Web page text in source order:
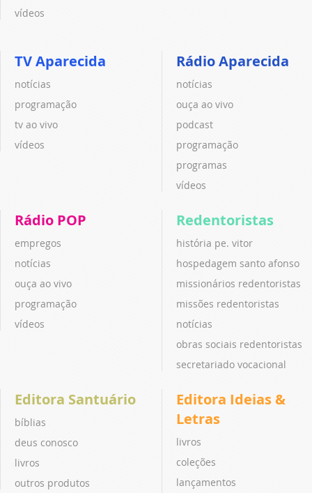
vídeos
TV Aparecida
notícias
programação
tv ao vivo
vídeos
Rádio Aparecida
notícias
ouça ao vivo
podcast
programação
programas
vídeos
Rádio POP
empregos
notícias
ouça ao vivo
programação
vídeos
Redentoristas
história pe. vitor
hospedagem santo afonso
missionários redentoristas
missões redentoristas
notícias
obras sociais redentoristas
secretariado vocacional
Editora Santuário
bíblias
deus conosco
livros
outros produtos
Editora Ideias &
Letras
livros
coleções
lançamentos